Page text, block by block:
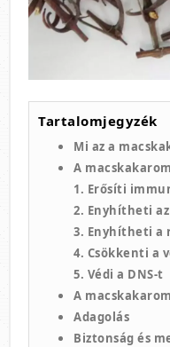
Tartalomjegyzék
Mi az a
A
1. Erősíti
2. Enyhítheti
3. Enyhítheti
4. Csökkenti a
5. Védi a DNS-t
A
Adagolás
Biztonság és